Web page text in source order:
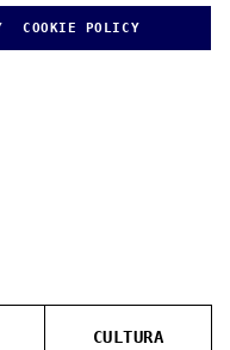
COOKIE POLICY
CULTURA